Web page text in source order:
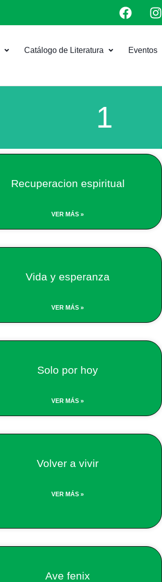
F
a
e
b
I
n
a
Catálogo de Literatura Eventos
1
Recuperacion espiritual
VER MÁS »
Vida y esperanza
VER MÁS »
Solo por hoy
VER MÁS »
Volver a vivir
VER MÁS »
Ave fenix